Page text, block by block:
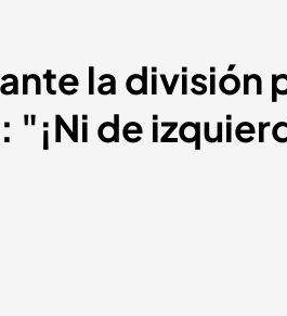
la división
"¡Ni de